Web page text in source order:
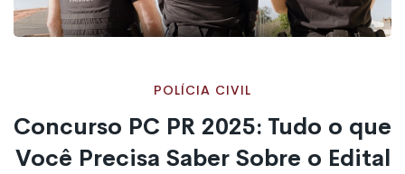
POLÍCIA CIVIL
Concurso PC PR 2025: Tudo o que
Você Precisa Saber Sobre o Edital